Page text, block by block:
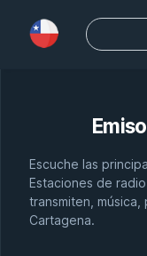
Buscar:
Escuche las
Estaciones de
transmiten,
Cartagena.